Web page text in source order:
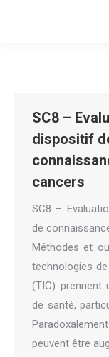
SC8 –
dispositif
cancers
SC8 –
de
Méthodes et
technologies
(TIC) prennent
de santé,
peuvent être